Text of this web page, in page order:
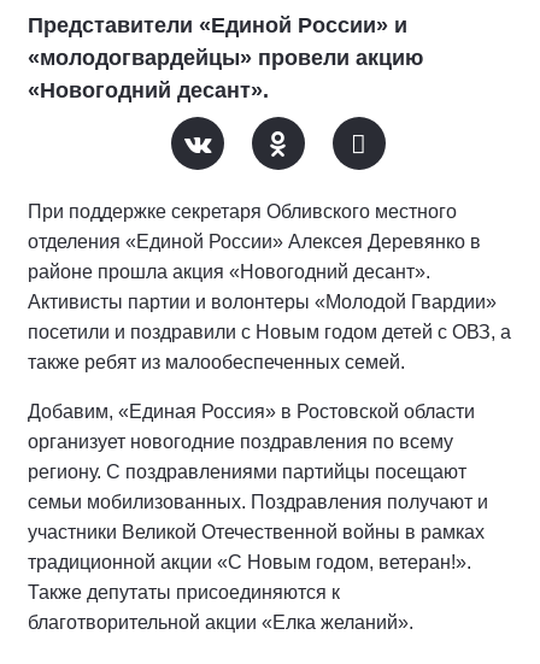
Представители «Единой России» и
«молодогвардейцы» провели акцию
«Новогодний десант».
При поддержке секретаря Обливского местного
отделения «Единой России» Алексея Деревянко в
районе прошла акция «Новогодний десант».
Активисты партии и волонтеры «Молодой Гвардии»
посетили и поздравили с Новым годом детей с ОВЗ, а
также ребят из малообеспеченных семей.
Добавим, «Единая Россия» в Ростовской области
организует новогодние поздравления по всему
региону. С поздравлениями партийцы посещают
семьи мобилизованных. Поздравления получают и
участники Великой Отечественной войны в рамках
традиционной акции «С Новым годом, ветеран!».
Также депутаты присоединяются к
благотворительной акции «Елка желаний».